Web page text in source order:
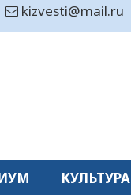
kizvesti@mail.ru
КУЛЬТУРА